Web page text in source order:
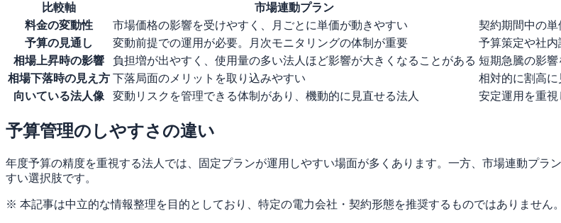
比較軸 市場連動プラン
料金の変動性
市場価格の影響を受けやすく、月ごとに単価が動きやすい
契約期間中の
予算の見通し
変動前提での運用が必要。月次モニタリングの体制が重要
予算策定や社
相場上昇時の影響
負担増が出やすく、使用量の多い法人ほど影響が大きくなることがある 短期急騰の影
相場下落時の見え方 下落局面のメリットを取り込みやすい
相対的に割高
向いている法人像
変動リスクを管理できる体制があり、機動的に見直せる法人 安定運用を重
予算管理のしやすさの違い
年度予算の精度を重視する法人では、固定プランが運用しやすい場面が多くあります。一方、市場連動プ
すい選択肢です。
※ 本記事は中立的な情報整理を目的としており、特定の電力会社・契約形態を推奨するものではありません。